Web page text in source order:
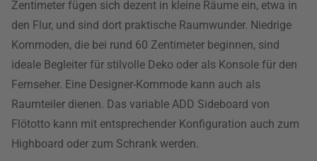
Zentimeter fügen sich dezent in kleine Räume ein, etwa in
den Flur, und sind dort praktische Raumwunder. Niedrige
Kommoden, die bei rund 60 Zentimeter beginnen, sind
ideale Begleiter für stilvolle Deko oder als Konsole für den
Fernseher. Eine Designer-Kommode kann auch als
Raumteiler dienen. Das variable ADD Sideboard von
Flötotto kann mit entsprechender Konfiguration auch zum
Highboard oder zum Schrank werden.